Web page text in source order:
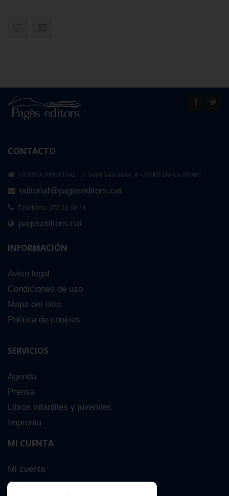
CONTACTO
OFICINA PRINCIPAL : c/ Sant Salvador, 8 - 25005 Lleida SPAIN
editorial@pageseditors.cat
Teléfono: 973 23 66 11
pageseditors.cat
INFORMACIÓN
Aviso legal
Condiciones de uso
Mapa del sitio
Política de cookies
SERVICIOS
Agenda
Prensa
Libros infantiles y juveniles
Imprenta
MI CUENTA
Mi cuenta
Sobre nosotros